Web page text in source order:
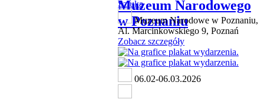
Muzeum Narodowego
w Poznaniu
Sztuka
Muzeum Narodowe w Poznaniu,
Al. Marcinkowskiego 9, Poznań
Zobacz szczegóły
06.02-06.03.2026